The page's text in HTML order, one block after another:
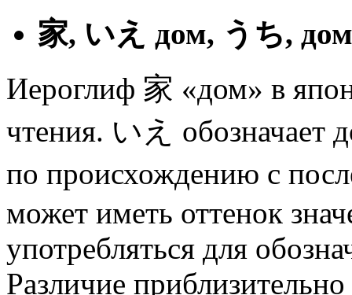
家, いえ дом, うち, дом
Иероглиф 家 «дом» в
чтения. いえ обозначает
по происхождению с
может иметь оттенок
употребляться для
Различие